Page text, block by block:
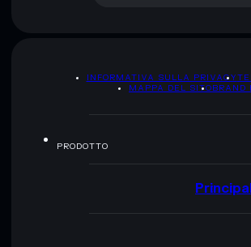
INFORMATIVA SULLA PRIVACY
MAPPA DEL SITOBRAND
PRODOTTO